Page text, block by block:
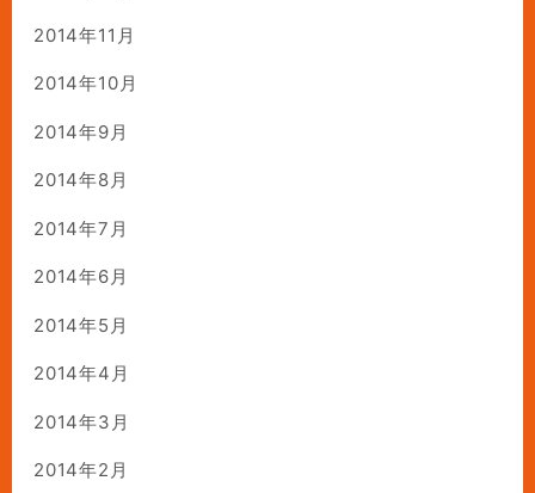
2014年11月
2014年10月
2014年9月
2014年8月
2014年7月
2014年6月
2014年5月
2014年4月
2014年3月
2014年2月